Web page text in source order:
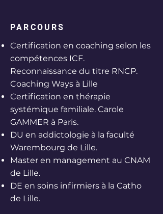
PARCOURS
Certification en coaching selon les
compétences ICF.
Reconnaissance du titre RNCP.
Coaching Ways à Lille
Certification en thérapie
systémique familiale. Carole
GAMMER à Paris.
DU en addictologie à la faculté
Warembourg de Lille.
Master en management au CNAM
de Lille.
DE en soins infirmiers à la Catho
de Lille.